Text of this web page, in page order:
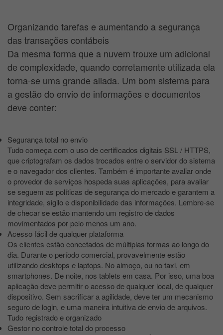
Organizando tarefas e aumentando a segurança
das transações contábeis
Da mesma forma que a nuvem trouxe um adicional
de complexidade, quando corretamente utilizada ela
torna-se uma grande aliada. Um bom sistema para
a gestão do envio de informações e documentos
deve conter:
Segurança total no envio
Tudo começa com o uso de certificados digitais SSL / HTTPS,
que criptografam os dados trocados entre o servidor do sistema
e o navegador dos clientes. Também é importante avaliar onde
o provedor de serviços hospeda suas aplicações, para avaliar
se seguem as políticas de segurança do mercado e garantem a
integridade, sigilo e disponibilidade das informações. Lembre-se
de checar se estão mantendo um registro de dados
movimentados por pelo menos um ano.
Acesso fácil de qualquer plataforma
Os clientes estão conectados de múltiplas formas ao longo do
dia. Durante o período comercial, provavelmente estão
utilizando desktops e laptops. No almoço, ou no taxi, em
smartphones. De noite, nos tablets em casa. Por isso, uma boa
aplicação deve permitir o acesso de qualquer local, de qualquer
dispositivo. Sem sacrificar a agilidade, deve ter um mecanismo
seguro de login, e uma maneira intuitiva de envio de arquivos.
Tudo registrado e organizado
Gestor no controle total do processo